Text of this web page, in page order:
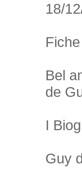
18/
Bel
de
I
Guy